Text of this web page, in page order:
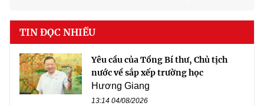
TIN ĐỌC NHIỀU
Yêu cầu của Tổng Bí thư, Chủ tịch
nước về sắp xếp trường học
Hương Giang
13:14 04/08/2026